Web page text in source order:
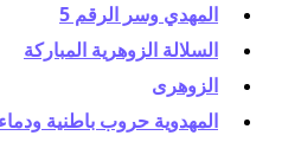
المهدي وسر الرقم 5
السلالة الزوهرية المباركة
الزوهرى
المهدوية حروب باطنية